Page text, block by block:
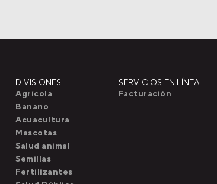
DIVISIONES
Agrícola
Banano
Acuacultura
Mascotas
Salud animal
Semillas
Fertilizantes
SERVICIOS EN LÍNEA
Facturación